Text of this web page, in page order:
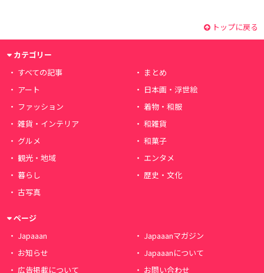
トップに戻る
カテゴリー
すべての記事
まとめ
アート
日本画・浮世絵
ファッション
着物・和服
雑貨・インテリア
和雑貨
グルメ
和菓子
観光・地域
エンタメ
暮らし
歴史・文化
古写真
ページ
Japaaan
Japaaanマガジン
お知らせ
Japaaanについて
広告掲載について
お問い合わせ